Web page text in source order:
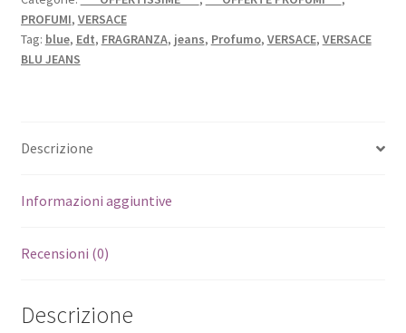
PROFUMI, VERSACE
Tag: blue, Edt, FRAGRANZA, jeans, Profumo, VERSACE, VERSACE
BLU JEANS
Descrizione
Informazioni aggiuntive
Recensioni (0)
Descrizione